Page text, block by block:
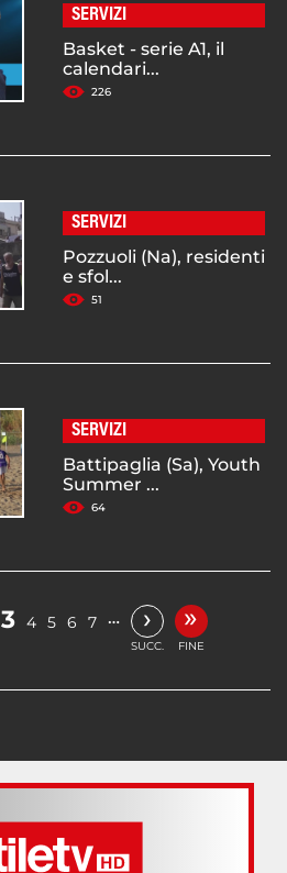
SERVIZI
Basket - serie A1, il
calendari...
226
SERVIZI
Pozzuoli (Na), residenti
e sfol...
51
SERVIZI
Battipaglia (Sa), Youth
Summer ...
64
3 4 5 6 7 … ›
SUCC.
»
FINE